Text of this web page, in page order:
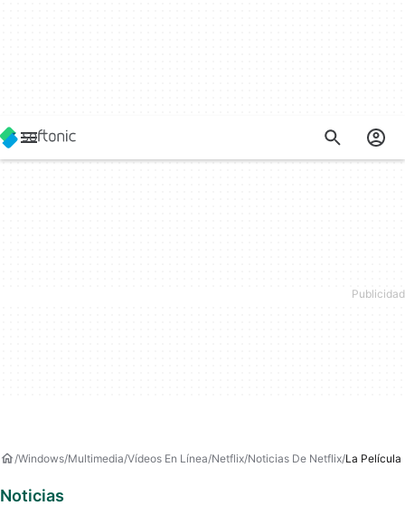
Windows Multimedia Vídeos En Línea Netflix Noticias De Netflix La Película
Noticias